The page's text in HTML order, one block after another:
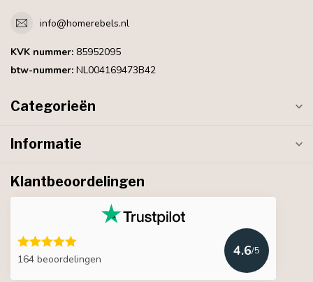
info@homerebels.nl
KVK nummer: 85952095
btw-nummer: NL004169473B42
Categorieën
Informatie
Klantbeoordelingen
164 beoordelingen
4.6/5